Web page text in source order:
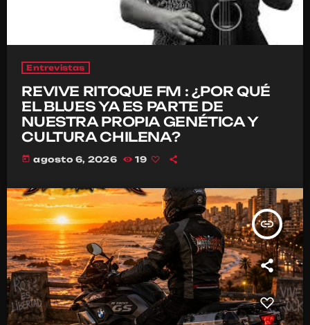
Entrevistas
REVIVE RITOQUE FM : ¿POR QUÉ
EL BLUES YA ES PARTE DE
NUESTRA PROPIA GENÉTICA Y
CULTURA CHILENA?
today agosto 6, 2026 19
insert_link